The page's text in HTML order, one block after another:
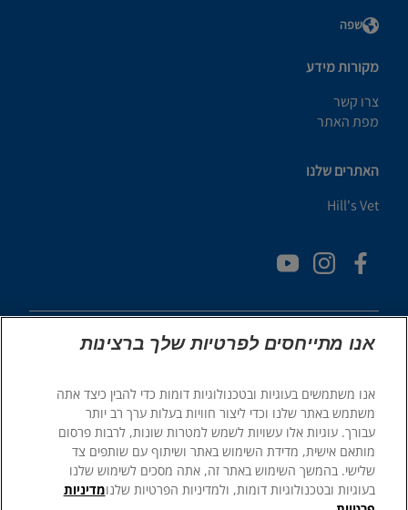
שפה
מקורות מידע
צרו קשר
מפת האתר
האתרים שלנו
Hill's Vet
© 2025 Hill's Pet Nutrition, Inc.
כֹּל הַזְכוּיוֹת שְׁמוּרוֹת.
כפי שמשתמשים בו כאן, מציין סטטוס של סימן מסחרי רשום בארה"ב
בלבד; סטטוס הרישום באזורים גיאוגרפיים אחרים עשוי להיות שונה.
השימוש שלך באתר זה כפוף לתנאים שלנו.
אנו מתייחסים לפרטיות שלך ברצינות
אנו משתמשים בעוגיות ובטכנולוגיות דומות כדי להבין כיצד אתה
משתמש באתר שלנו וכדי ליצור חוויות בעלות ערך רב יותר
עבורך. עוגיות אלו עשויות לשמש למטרות שונות, לרבות פרסום
מותאם אישית, מדידת השימוש באתר ושיתוף עם שותפים צד
שלישי. בהמשך השימוש באתר זה, אתה מסכים לשימוש שלנו
בעוגיות ובטכנולוגיות דומות, ולמדיניות הפרטיות שלנומדיניות